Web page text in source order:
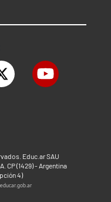
Educ.ar SAU
CP (1429) - Argentina
4)